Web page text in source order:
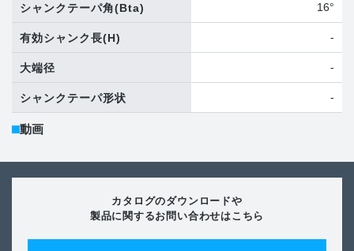
シャンクテーパ角(Bta) 16°
有効シャンク長(H) -
大端径 -
シャンクテーパ形状 -
動画
カタログのダウンロードや
製品に関するお問い合わせはこちら